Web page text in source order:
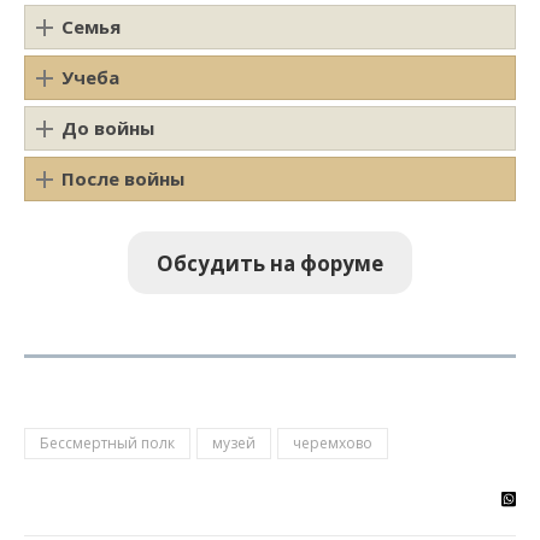
Семья
Учеба
До войны
После войны
Обсудить на форуме
Бессмертный полк музей черемхово